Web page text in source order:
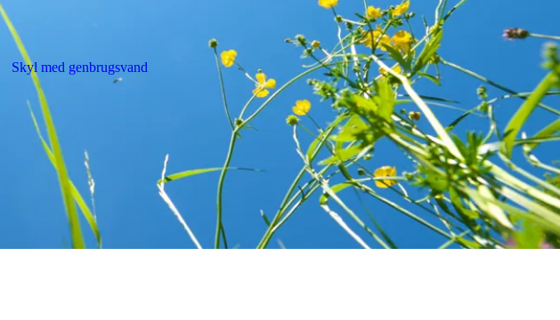
Skyl med genbrugsvand
med at mindske generne.
give lugt i affaldsbeholderen og tiltrække fluer.
der tømmer beholderne.